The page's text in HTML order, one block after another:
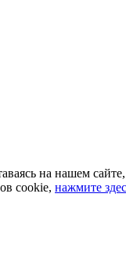
на нашем
cookie, нажмите